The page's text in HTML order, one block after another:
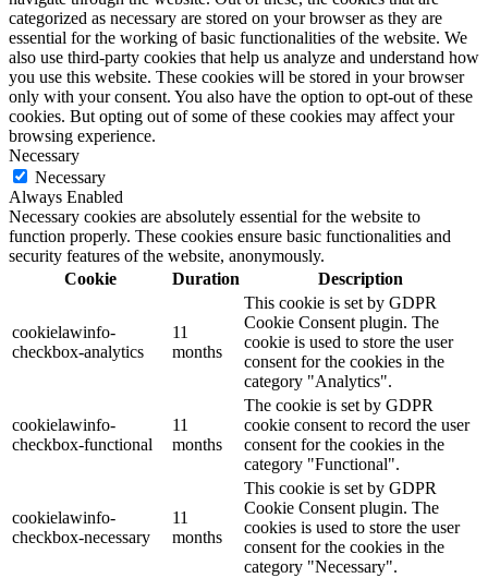
categorized as necessary are stored on your browser as they are
essential for the working of basic functionalities of the website. We
also use third-party cookies that help us analyze and understand how
you use this website. These cookies will be stored in your browser
only with your consent. You also have the option to opt-out of these
cookies. But opting out of some of these cookies may affect your
browsing experience.
Necessary
Necessary
Always Enabled
Necessary cookies are absolutely essential for the website to
function properly. These cookies ensure basic functionalities and
security features of the website, anonymously.
Cookie
Duration Description
cookielawinfo-
checkbox-analytics
11
months
This cookie is set by GDPR
Cookie Consent plugin. The
cookie is used to store the user
consent for the cookies in the
category "Analytics".
cookielawinfo-
checkbox-functional
11
months
The cookie is set by GDPR
cookie consent to record the user
consent for the cookies in the
category "Functional".
cookielawinfo-
checkbox-necessary
11
months
This cookie is set by GDPR
Cookie Consent plugin. The
cookies is used to store the user
consent for the cookies in the
category "Necessary".